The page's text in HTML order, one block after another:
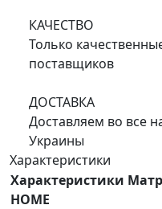
КАЧЕСТВО
Только
поставщиков
ДОСТАВКА
Доставляем во все
Украины
Характеристики
Характеристики
HOME